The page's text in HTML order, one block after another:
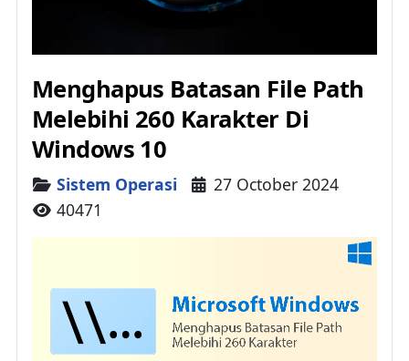
Menghapus Batasan File Path
Melebihi 260 Karakter Di
Windows 10
Details
Sistem Operasi
27 October 2024
40471